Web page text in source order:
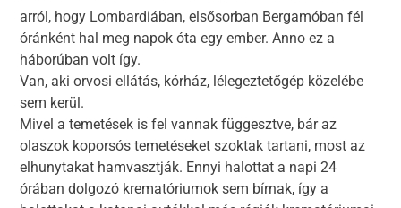
arról, hogy Lombardiában, elsősorban Bergamóban fél
óránként hal meg napok óta egy ember. Anno ez a
háborúban volt így.
Van, aki orvosi ellátás, kórház, lélegeztetőgép közelébe
sem kerül.
Mivel a temetések is fel vannak függesztve, bár az
olaszok koporsós temetéseket szoktak tartani, most az
elhunytakat hamvasztják. Ennyi halottat a napi 24
órában dolgozó krematóriumok sem bírnak, így a